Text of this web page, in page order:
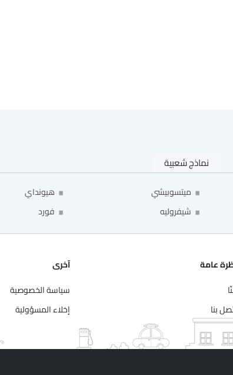
نماذج شعبية
ميتسوبيشي هيونداي
شيفروليه فورد
عامة
بنا
آخرى
سياسة الخصوصية
إخلاء المسؤولية